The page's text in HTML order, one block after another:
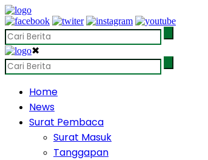
✖
Home
News
Surat Pembaca
Surat Masuk
Tanggapan